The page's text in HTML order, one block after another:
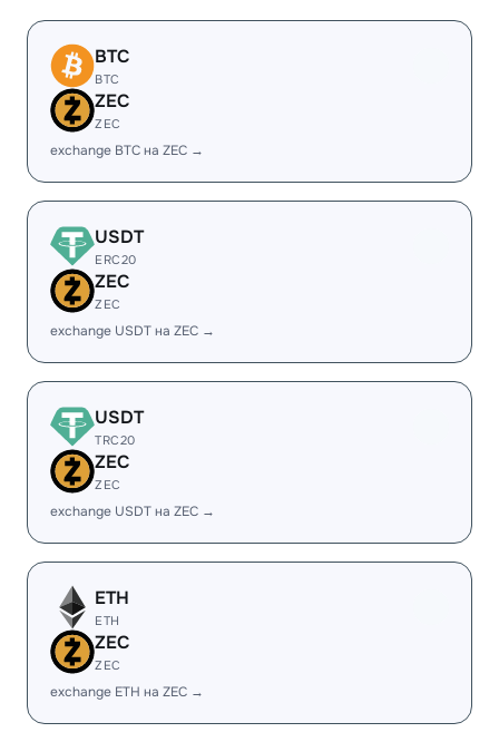
BTC
BTC
ZEC
ZEC
exchange BTC на ZEC →
USDT
ERC20
ZEC
ZEC
exchange USDT на ZEC →
USDT
TRC20
ZEC
ZEC
exchange USDT на ZEC →
ETH
ETH
ZEC
ZEC
exchange ETH на ZEC →